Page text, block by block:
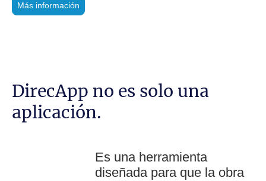
Más información
DirecApp no es solo una
aplicación.
Es una herramienta
diseñada para que la obra